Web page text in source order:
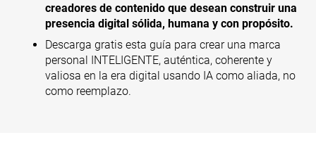
creadores de contenido que desean construir una
presencia digital sólida, humana y con propósito.
Descarga gratis esta guía para crear una marca
personal INTELIGENTE, auténtica, coherente y
valiosa en la era digital usando IA como aliada, no
como reemplazo.